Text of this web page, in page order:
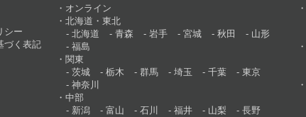
シー
づく表記
オンライン
北海道・東北
北海道
青森 岩手 宮城 秋田
山形
福島
関東
茨城
栃木 群馬 埼玉 千葉
東京
神奈川
中部
新潟
富山 石川 福井 山梨
長野